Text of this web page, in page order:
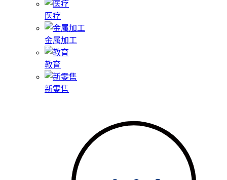
医疗
金属加工
教育
新零售